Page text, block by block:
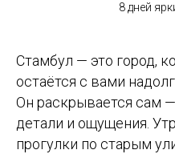
8 дней
Стамбул — это город,
остаётся с вами
Он раскрывается сам
детали и ощущения.
прогулки по старым